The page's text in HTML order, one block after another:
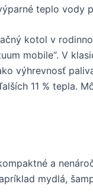
teplo vody
kotol v
mobile“. V
výhrevnosť
11 % tepla.
a
mydlá,